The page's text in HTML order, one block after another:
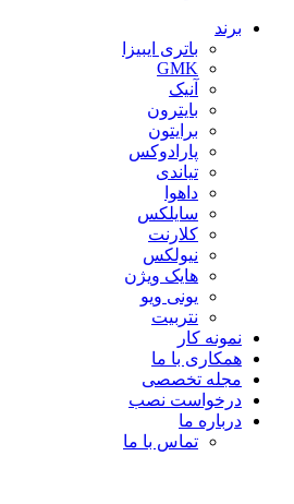
برند
باتری ایبیزا
GMK
آنیک
بایترون
برایتون
پارادوکس
تیاندی
داهوا
سایلکس
کلارنت
نیولکس
هایک ویژن
یونی ویو
نتربیت
نمونه کار
همکاری با ما
مجله تخصصی
درخواست نصب
درباره ما
تماس با ما